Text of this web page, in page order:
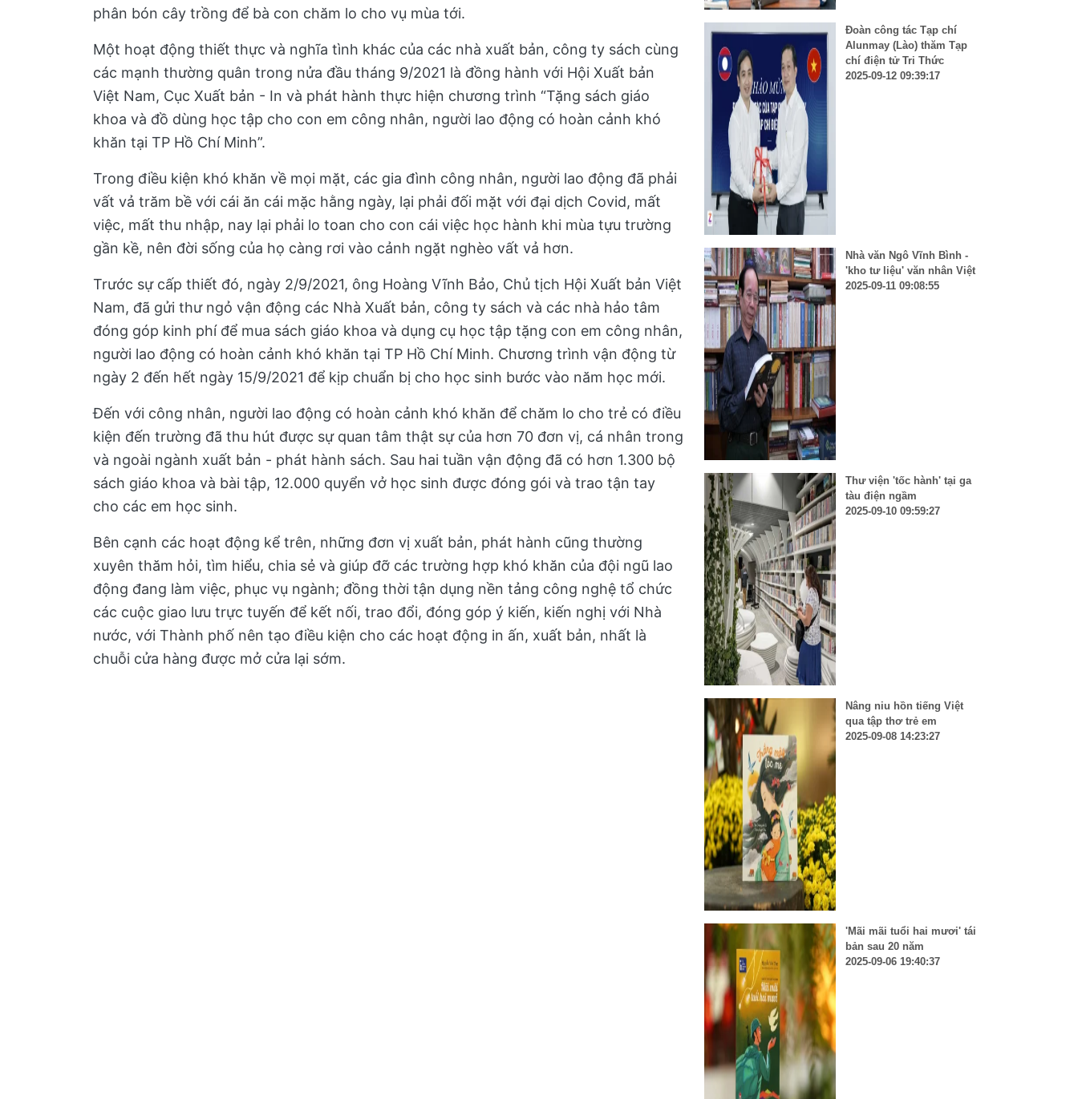
phân bón cây trồng để bà con chăm lo cho vụ mùa tới.
Một hoạt động thiết thực và nghĩa tình khác của các nhà xuất bản, công ty sách cùng
các mạnh thường quân trong nửa đầu tháng 9/2021 là đồng hành với Hội Xuất bản
Việt Nam, Cục Xuất bản - In và phát hành thực hiện chương trình “Tặng sách giáo
khoa và đồ dùng học tập cho con em công nhân, người lao động có hoàn cảnh khó
khăn tại TP Hồ Chí Minh”.
Trong điều kiện khó khăn về mọi mặt, các gia đình công nhân, người lao động đã phải
vất vả trăm bề với cái ăn cái mặc hằng ngày, lại phải đối mặt với đại dịch Covid, mất
việc, mất thu nhập, nay lại phải lo toan cho con cái việc học hành khi mùa tựu trường
gần kề, nên đời sống của họ càng rơi vào cảnh ngặt nghèo vất vả hơn.
Trước sự cấp thiết đó, ngày 2/9/2021, ông Hoàng Vĩnh Bảo, Chủ tịch Hội Xuất bản Việt
Nam, đã gửi thư ngỏ vận động các Nhà Xuất bản, công ty sách và các nhà hảo tâm
đóng góp kinh phí để mua sách giáo khoa và dụng cụ học tập tặng con em công nhân,
người lao động có hoàn cảnh khó khăn tại TP Hồ Chí Minh. Chương trình vận động từ
ngày 2 đến hết ngày 15/9/2021 để kịp chuẩn bị cho học sinh bước vào năm học mới.
Đến với công nhân, người lao động có hoàn cảnh khó khăn để chăm lo cho trẻ có điều
kiện đến trường đã thu hút được sự quan tâm thật sự của hơn 70 đơn vị, cá nhân trong
và ngoài ngành xuất bản - phát hành sách. Sau hai tuần vận động đã có hơn 1.300 bộ
sách giáo khoa và bài tập, 12.000 quyển vở học sinh được đóng gói và trao tận tay
cho các em học sinh.
Bên cạnh các hoạt động kể trên, những đơn vị xuất bản, phát hành cũng thường
xuyên thăm hỏi, tìm hiểu, chia sẻ và giúp đỡ các trường hợp khó khăn của đội ngũ lao
động đang làm việc, phục vụ ngành; đồng thời tận dụng nền tảng công nghệ tổ chức
các cuộc giao lưu trực tuyến để kết nối, trao đổi, đóng góp ý kiến, kiến nghị với Nhà
nước, với Thành phố nên tạo điều kiện cho các hoạt động in ấn, xuất bản, nhất là
chuỗi cửa hàng được mở cửa lại sớm.
Đoàn công tác Tạp chí
Alunmay (Lào) thăm Tạp
chí điện tử Tri Thức
2025-09-12 09:39:17
Nhà văn Ngô Vĩnh Bình -
'kho tư liệu' văn nhân Việt
2025-09-11 09:08:55
Thư viện 'tốc hành' tại ga
tàu điện ngầm
2025-09-10 09:59:27
Nâng niu hồn tiếng Việt
qua tập thơ trẻ em
2025-09-08 14:23:27
'Mãi mãi tuổi hai mươi' tái
bản sau 20 năm
2025-09-06 19:40:37